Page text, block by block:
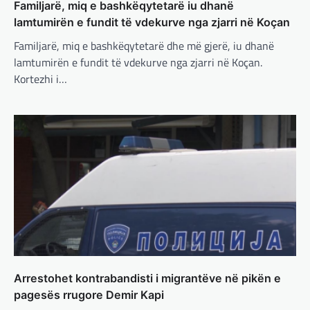
Familjarë, miq e bashkëqytetarë iu dhanë
lamtumirën e fundit të vdekurve nga zjarri në Koçan
Familjarë, miq e bashkëqytetarë dhe më gjerë, iu dhanë
lamtumirën e fundit të vdekurve nga zjarri në Koçan.
Kortezhi i…
Arrestohet kontrabandisti i migrantëve në pikën e
pagesës rrugore Demir Kapi
francezët dhe britanikët kanë hartuar një
plan paqeje për luftën në Ukrainë, të…
BOTA,KRONIKË E ZEZË,LAJME,
MË TË FUNDIT,MISTER ,RAJONI,SPECIALE
Ukrainës: Të vendosur për
vazhdimin e bashkëpunimit me
SHBA!
është absolutisht i vendosur të vazhdojë
bashkëpunimin e saj me Shtetet e…
BOTA, LAJME, MË TË FUNDIT,RAJONI,
Erdogan: Izraeli nuk do të gjejë
paqe pa themelimin e shtetit